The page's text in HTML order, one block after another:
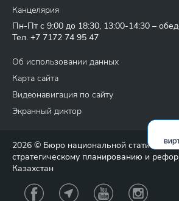
Канцелярия
Пн-Пт с 9:00 до 18:30, 13:00-14:30 –
Тел. +7 7172 74 95 47
Об использовании данных
Карта сайта
Видеонавигация по сайту
Экранный диктор
2026 © Бюро национальной статистики
стратегическому планированию и
Казахстан